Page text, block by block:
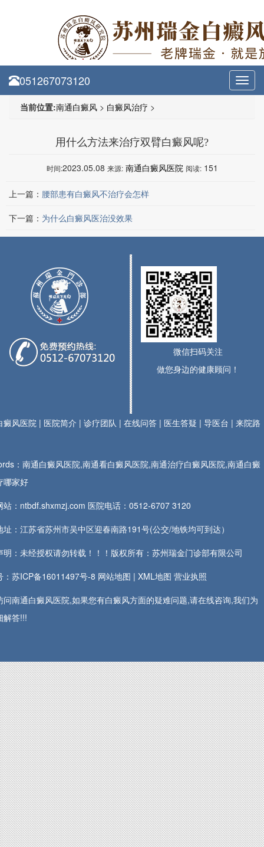
051267073120
当前位置:南通白癜风 > 白癜风治疗 >
用什么方法来治疗双臂白癜风呢?
时间:2023.05.08 来源: 南通白癜风医院 阅读: 151
上一篇： 腰部患有白癜风不治疗会怎样
下一篇： 为什么白癜风医治没效果
微信扫码关注
做您身边的健康顾问！
癜风医院 | 医院简介 |诊疗团队 |在线问答 | 医生答疑 |导医台 |来院路
：南通白癜风医院,南通看白癜风医院,南通治疗白癜风医院,南通白癜
哪家好
站：ntbdf.shxmzj.com 医院电话：0512-6707 3120
址：江苏省苏州市吴中区迎春南路191号(公交/地铁均可到达）
明：未经授权请勿转载！！！版权所有：苏州瑞金门诊部有限公司
：苏ICP备16011497号-8 网站地图 |XML地图 营业执照
问南通白癜风医院,如果您有白癜风方面的疑难问题,请在线咨询,我们为
解答!!!